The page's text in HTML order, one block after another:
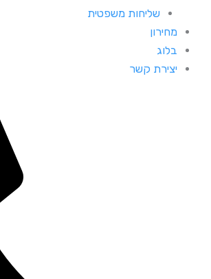
שליחות משפטית
מחירון
בלוג
יצירת קשר